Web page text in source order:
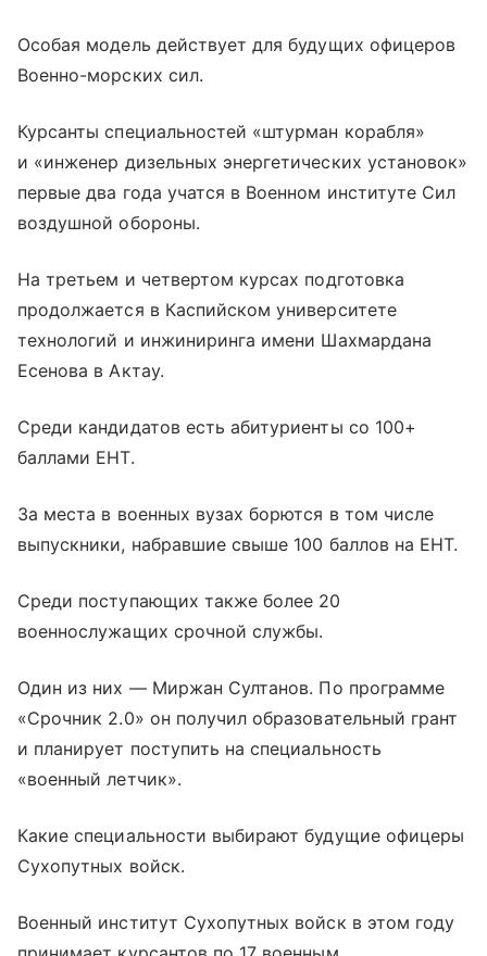
Особая модель действует для будущих офицеров
Военно-морских сил.
Курсанты специальностей «штурман корабля»
и «инженер дизельных энергетических установок»
первые два года учатся в Военном институте Сил
воздушной обороны.
На третьем и четвертом курсах подготовка
продолжается в Каспийском университете
технологий и инжиниринга имени Шахмардана
Есенова в Актау.
Среди кандидатов есть абитуриенты со 100+
баллами ЕНТ.
За места в военных вузах борются в том числе
выпускники, набравшие свыше 100 баллов на ЕНТ.
Среди поступающих также более 20
военнослужащих срочной службы.
Один из них — Миржан Султанов. По программе
«Срочник 2.0» он получил образовательный грант
и планирует поступить на специальность
«военный летчик».
Какие специальности выбирают будущие офицеры
Сухопутных войск.
Военный институт Сухопутных войск в этом году